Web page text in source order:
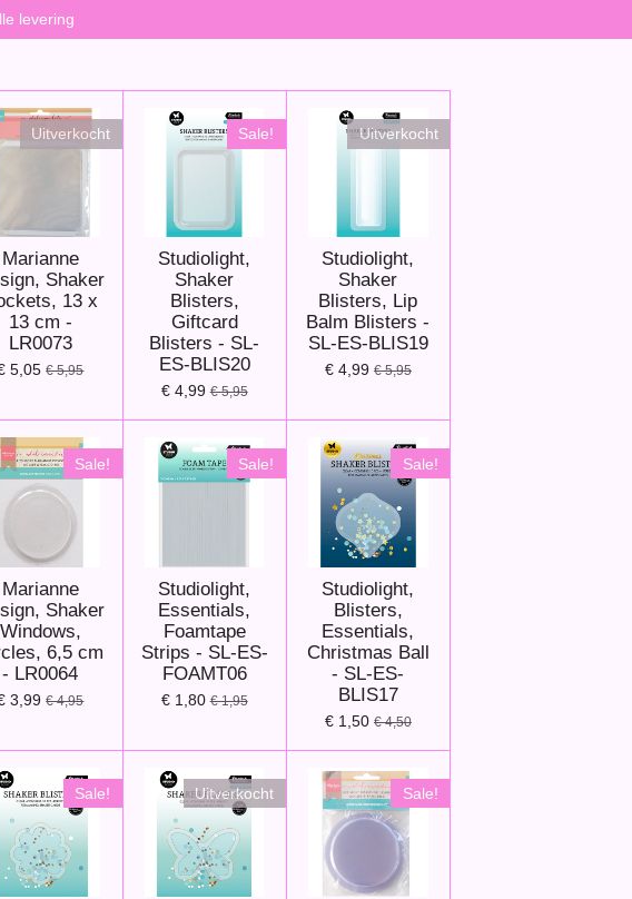
levering
Uitverkocht
Marianne
Shaker
13 x
13 cm -
LR0073
5,05 € 5,95
Sale!
Studiolight,
Shaker
Blisters,
Giftcard
Blisters - SL-
ES-BLIS20
€ 4,99 € 5,95
Uitverkocht
Studiolight,
Shaker
Blisters, Lip
Balm Blisters -
SL-ES-BLIS19
€ 4,99 € 5,95
Sale!
Marianne
Shaker
Windows,
6,5 cm
- LR0064
3,99 € 4,95
Sale!
Studiolight,
Essentials,
Foamtape
Strips - SL-ES-
FOAMT06
€ 1,80 € 1,95
Sale!
Studiolight,
Blisters,
Essentials,
Christmas Ball
- SL-ES-
BLIS17
€ 1,50 € 4,50
Sale! Uitverkocht Sale!